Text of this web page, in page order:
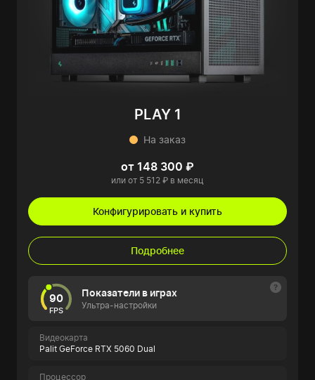
PLAY 1
На заказ
от 148 300 ₽
или от 5 512 ₽ в месяц
Конфигурировать и купить
Подробнее
90
FPS
Показатели в играх
Ультра-настройки
Видеокарта
Palit GeForce RTX 5060 Dual
Процессор